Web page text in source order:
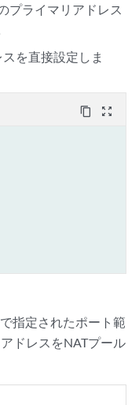
プライマリアドレス
を直接設定しま
content_copy zoom_out_map
指定されたポート範
ドレスをNATプール